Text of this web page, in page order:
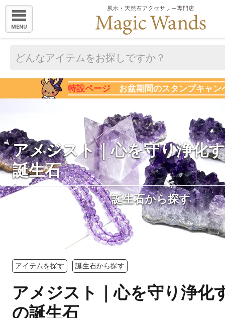
MENU
特設ページ お盆期間のスタンプキャン
アメジスト｜心を守り浄化
誕生石
誕生石から探す
アイテムを探す 誕生石から探す
アメジスト｜心を守り浄化
の誕生石